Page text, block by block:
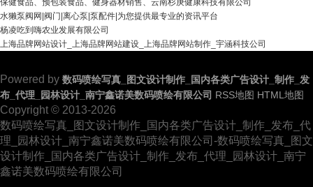
保健食品、预包装食品、健身器材销售、云南杉庚健康科技有限公司
水獭泵阀网|阀门|离心泵|泵配件|为您提供最专业的资讯平台
杨凌吃到嗨农业发展有限公司
上海品牌网站设计_上海品牌网站建设_上海品牌网站制作_宇涵科技公司
Powered by 数码喷绘写真_图文设计制作_国内各类广告设计_制作_发
布_代理_园林设计_南宁鑫诺美数码喷绘有限公司 RSS地图 HTML地图
Copyright © 2013-2026
数码喷绘写真_图文设计制作_国内各类广告设计_制作_发布_代
理_园林设计_南宁鑫诺美数码喷绘有限公司-数码喷绘写真_图文
设计制作_国内各类广告设计_制作_发布_代理_园林设计_南宁
鑫诺美数码喷绘有限公司